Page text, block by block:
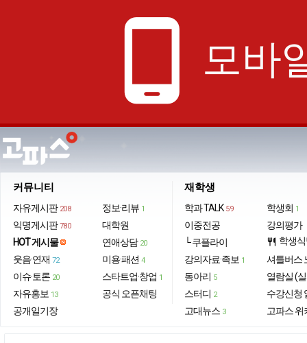
phone_android 모바
커뮤니티
자유게시판 208
익명게시판 780
HOT 게시물
웃음·연재 72
이슈·토론 20
자유홍보 13
공개일기장
정보·리뷰 1
대학원
연애상담 20
미용·패션 4
스타트업·창업 1
공식 오픈채팅
재학생
학과 TALK 59
이중전공
└ 쿠플라이
강의자료·족보 1
동아리 5
스터디 2
고대뉴스 3
학생회 1
강의평가
restaurant 학생
셔틀버스
열람실 (
수강신청
고파스 위